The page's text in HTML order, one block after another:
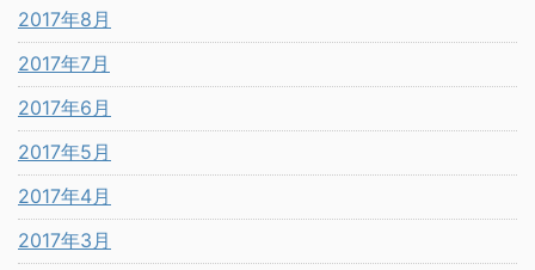
2017年8月
2017年7月
2017年6月
2017年5月
2017年4月
2017年3月